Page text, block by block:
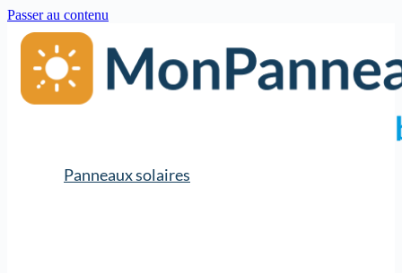
Passer au contenu
Panneaux solaires